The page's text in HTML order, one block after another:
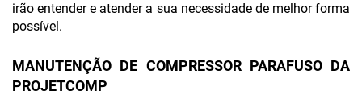
irão entender e atender a sua necessidade de melhor forma
possível.
MANUTENÇÃO DE COMPRESSOR PARAFUSO DA
PROJETCOMP